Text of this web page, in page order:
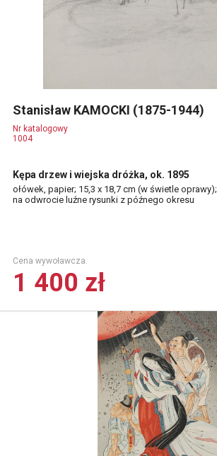
Stanisław KAMOCKI (1875-1944)
Nr katalogowy
1004
Kępa drzew i wiejska dróżka, ok. 1895
ołówek, papier; 15,3 x 18,7 cm (w świetle oprawy);
na odwrocie luźne rysunki z późnego okresu
Cena wywoławcza.
1 400 zł